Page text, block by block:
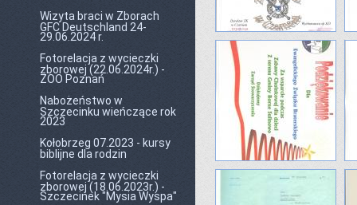
Wizyta braci w Zborach
GFC Deutschland 24-
29.06.2024 r.
Fotorelacja z wycieczki
zborowej (22.06.2024r.) -
ZOO Poznań
Nabożeństwo w
Szczecinku wieńczące rok
2023
Kołobrzeg 07.2023 - kursy
biblijne dla rodzin
Fotorelacja z wycieczki
zborowej (18.06.2023r.) -
Szczecinek "Mysia Wyspa"